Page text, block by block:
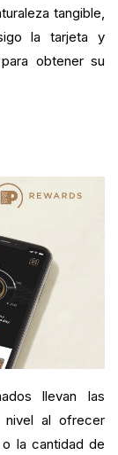
tangible,
la tarjeta y
obtener su
llevan las
nivel al ofrecer
la cantidad de